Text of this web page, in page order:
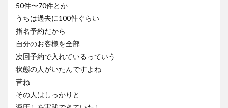
50件〜70件とか
うちは過去に100件ぐらい
指名予約だから
自分のお客様を全部
次回予約で入れているっていう
状態の人がいたんですよね
昔ね
その人はしっかりと